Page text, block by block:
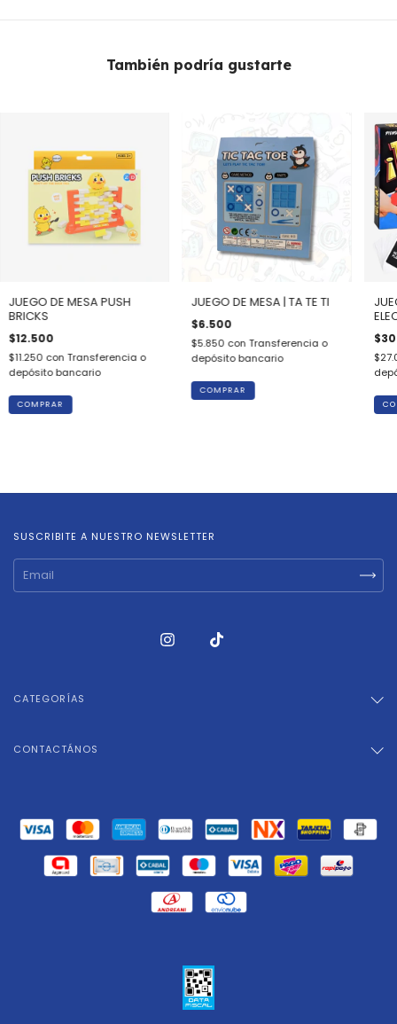
También podría gustarte
JUEGO DE MESA PUSH
BRICKS
$12.500
$11.250 con Transferencia o
depósito bancario
COMPRAR
JUEGO DE MESA | TA TE TI
$6.500
$5.850 con Transferencia o
depósito bancario
COMPRAR
SUSCRIBITE A NUESTRO NEWSLETTER
CATEGORÍAS
CONTACTÁNOS